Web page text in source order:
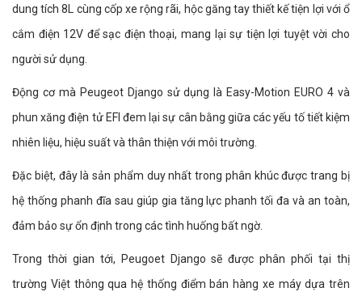
dung tích 8L cùng cốp xe rộng rãi, hộc găng tay thiết kế tiện lợi với ổ
cắm điện 12V để sạc điện thoại, mang lại sự tiện lợi tuyệt vời cho
người sử dụng.
Động cơ mà Peugeot Django sử dụng là Easy-Motion EURO 4 và
phun xăng điện tử EFI đem lại sự cân bằng giữa các yếu tố tiết kiệm
nhiên liệu, hiệu suất và thân thiện với môi trường.
Đặc biệt, đây là sản phẩm duy nhất trong phân khúc được trang bị
hệ thống phanh đĩa sau giúp gia tăng lực phanh tối đa và an toàn,
đảm bảo sự ổn định trong các tình huống bất ngờ.
Trong thời gian tới, Peugoet Django sẽ được phân phối tại thị
trường Việt thông qua hệ thống điểm bán hàng xe máy dựa trên